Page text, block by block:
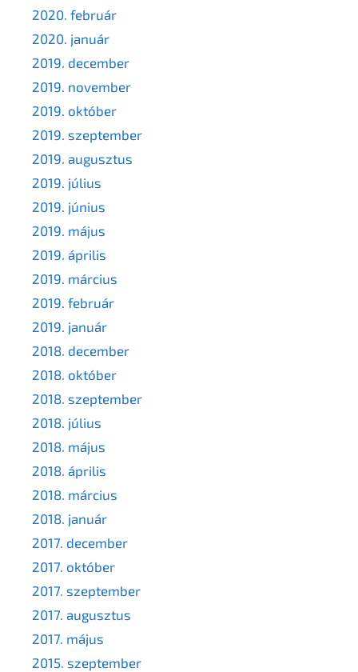
2020. február
2020. január
2019. december
2019. november
2019. október
2019. szeptember
2019. augusztus
2019. július
2019. június
2019. május
2019. április
2019. március
2019. február
2019. január
2018. december
2018. október
2018. szeptember
2018. július
2018. május
2018. április
2018. március
2018. január
2017. december
2017. október
2017. szeptember
2017. augusztus
2017. május
2015. szeptember